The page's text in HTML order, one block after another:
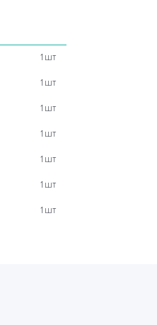
1шт
1шт
1шт
1шт
1шт
1шт
1шт